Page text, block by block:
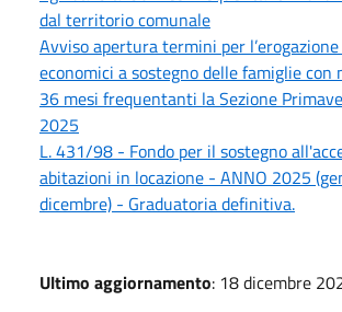
dal territorio comunale
Avviso apertura termini per
economici a sostegno delle famiglie con
36 mesi frequentanti la Sezione
2025
L. 431/98 - Fondo per il sostegno
abitazioni in locazione - ANNO 2025
dicembre) - Graduatoria definitiva.
Ultimo aggiornamento: 18 dicembre